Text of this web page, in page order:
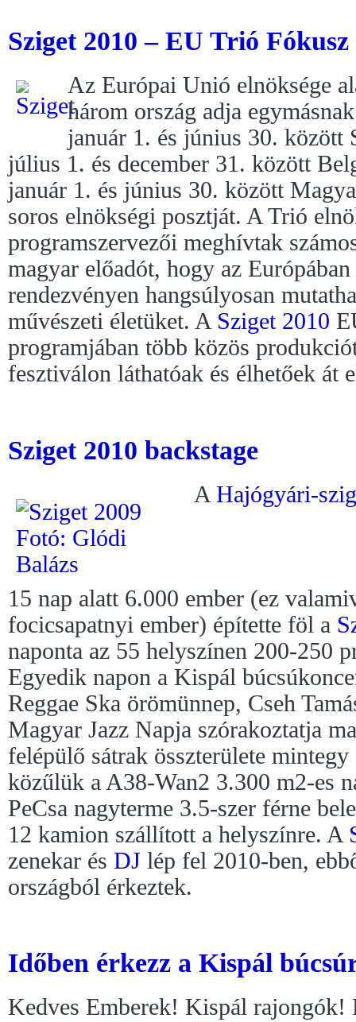
Sziget 2010 – EU Trió Fókusz
Az Európai Unió elnöksége
három ország adja
január 1. és június 30. között
július 1. és december 31. között
január 1. és június 30. között
soros elnökségi posztját. A Trió
programszervezői meghívtak
magyar előadót, hogy az
rendezvényen hangsúlyosan
művészeti életüket. A Sziget 2010
programjában több közös
fesztiválon láthatóak és élhetőek át
Sziget 2010 backstage
A Hajógyári-
15 nap alatt 6.000 ember (ez
focicsapatnyi ember) építette föl a
naponta az 55 helyszínen 200-250
Egyedik napon a Kispál
Reggae Ska örömünnep, Cseh
Magyar Jazz Napja szórakoztatja
felépülő sátrak összterülete
közűlük a A38-Wan2 3.300 m2-es
PeCsa nagyterme 3.5-szer férne
12 kamion szállított a helyszínre. A
zenekar és DJ lép fel 2010-ben,
országból érkeztek.
Időben érkezz a Kispál
Kedves Emberek! Kispál rajongók!